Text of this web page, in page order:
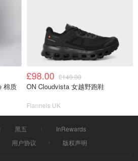
棉质
£98.00 £140.00
ON Cloudvista 女越野跑鞋
Flannels UK
黑五
InRewards
用户协议 版权声明